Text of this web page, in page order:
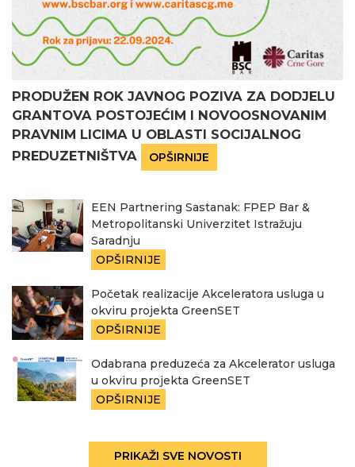
PRODUŽEN ROK JAVNOG POZIVA ZA DODJELU
GRANTOVA POSTOJEĆIM I NOVOOSNOVANIM
PRAVNIM LICIMA U OBLASTI SOCIJALNOG
PREDUZETNIŠTVA
OPŠIRNIJE
EEN Partnering Sastanak: FPEP Bar &
Metropolitanski Univerzitet Istražuju
Saradnju
OPŠIRNIJE
Početak realizacije Akceleratora usluga u
okviru projekta GreenSET
OPŠIRNIJE
Odabrana preduzeća za Akcelerator usluga
u okviru projekta GreenSET
OPŠIRNIJE
PRIKAŽI SVE NOVOSTI